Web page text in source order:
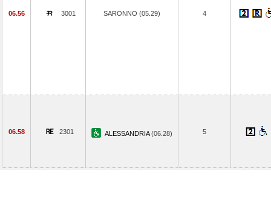
06.56 3001 SARONNO (05.29) 4
06.58 2301 ALESSANDRIA(06.28) 5